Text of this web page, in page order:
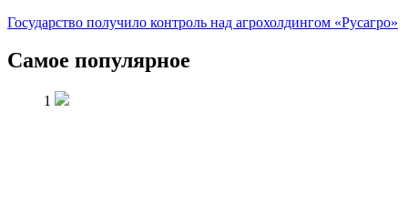
Государство получило контроль над агрохолдингом «Русагро»
Самое популярное
1